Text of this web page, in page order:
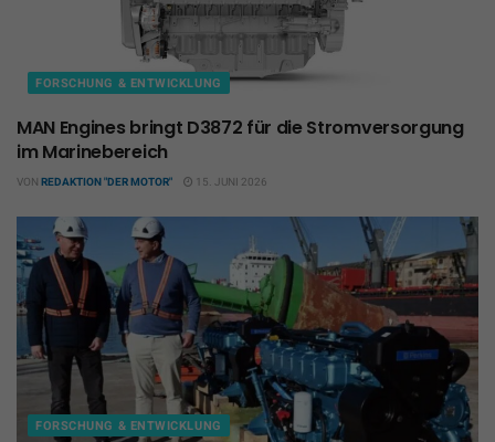
FORSCHUNG & ENTWICKLUNG
MAN Engines bringt D3872 für die Stromversorgung
im Marinebereich
VON REDAKTION "DER MOTOR" 15. JUNI 2026
FORSCHUNG & ENTWICKLUNG